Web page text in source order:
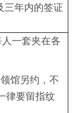
三年内的签证
人一套夹在各
馆另约，不
律要留指纹